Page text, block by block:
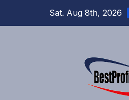
Sat. Aug 8th, 2026